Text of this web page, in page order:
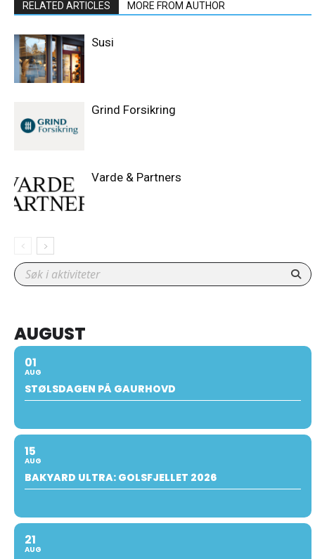
RELATED ARTICLES MORE FROM AUTHOR
Susi
Grind Forsikring
Varde & Partners
AUGUST
01
AUG
STØLSDAGEN PÅ GAURHOVD
15
AUG
BAKYARD ULTRA: GOLSFJELLET 2026
21
AUG